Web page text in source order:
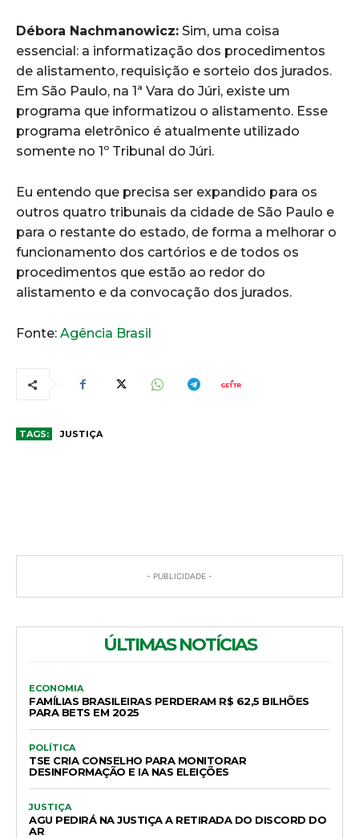
Débora Nachmanowicz: Sim, uma coisa
essencial: a informatização dos procedimentos
de alistamento, requisição e sorteio dos jurados.
Em São Paulo, na 1ª Vara do Júri, existe um
programa que informatizou o alistamento. Esse
programa eletrônico é atualmente utilizado
somente no 1º Tribunal do Júri.
Eu entendo que precisa ser expandido para os
outros quatro tribunais da cidade de São Paulo e
para o restante do estado, de forma a melhorar o
funcionamento dos cartórios e de todos os
procedimentos que estão ao redor do
alistamento e da convocação dos jurados.
Fonte: Agência Brasil
TAGS: JUSTIÇA
- PUBLICIDADE -
ÚLTIMAS NOTÍCIAS
ECONOMIA
FAMÍLIAS BRASILEIRAS PERDERAM R$ 62,5 BILHÕES
PARA BETS EM 2025
POLÍTICA
TSE CRIA CONSELHO PARA MONITORAR
DESINFORMAÇÃO E IA NAS ELEIÇÕES
JUSTIÇA
AGU PEDIRÁ NA JUSTIÇA A RETIRADA DO DISCORD DO
AR